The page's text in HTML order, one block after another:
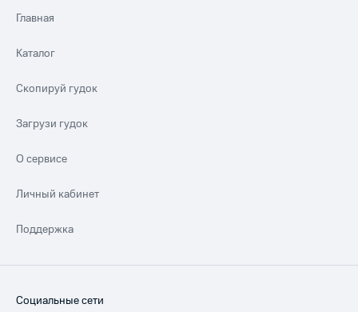
Главная
Каталог
Скопируй гудок
Загрузи гудок
О сервисе
Личный кабинет
Поддержка
Социальные сети